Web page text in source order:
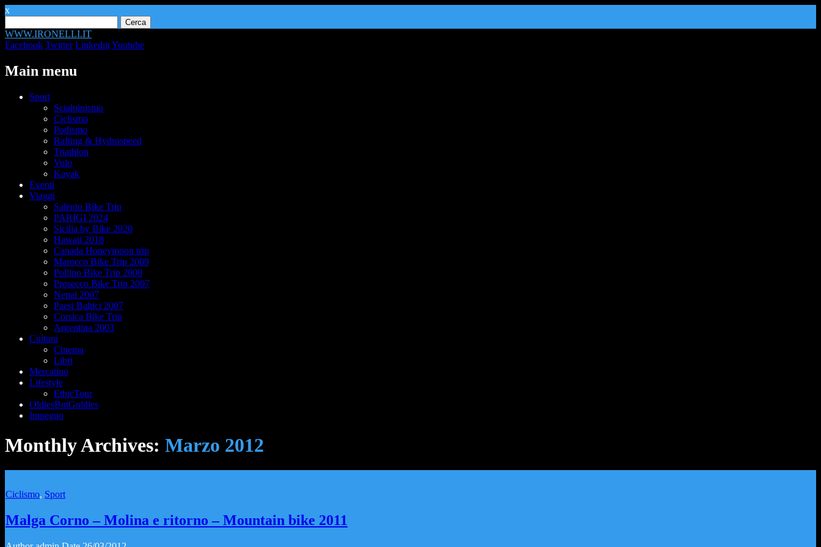
x
per:
WWW.IRONELLI.IT
Facebook Twitter Linkedin Youtube
Main menu
Skip
Sport
Scialpinismo
Ciclismo
Podismo
Rafting & Hydrospeed
Triathlon
Volo
Kayak
Eventi
Viaggi
Salento Bike Trip
PARIGI 2024
Sicilia by Bike 2020
Hawaii 2018
Canada Honeymoon trip
Marocco Bike Trip 2009
Pollino Bike Trip 2008
Prosecco Bike Trip 2007
Nepal 2007
Paesi Baltici 2007
Corsica Bike Trip
Argentina 2003
Cultura
Cinema
Libri
Mercatino
Lifestyle
EthicTour
OldiesButGoldies
Impegno
Monthly Archives: Marzo 2012
Ciclismo, Sport
Malga Corno – Molina e ritorno – Mountain bike 2011